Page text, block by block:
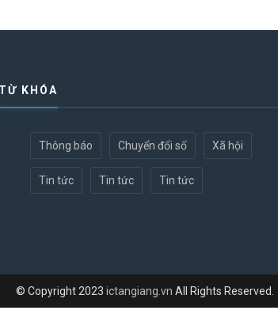
TỪ KHÓA
Thông báo Chuyển đổi số Xã hội
Tin tức Tin tức Tin tức
© Copyright 2023 ictangiang.vn All Rights Reserved.